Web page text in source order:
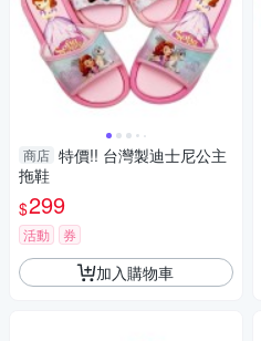
商店 特價!! 台灣製迪士尼公主
拖鞋
$299
活動 券
加入購物車